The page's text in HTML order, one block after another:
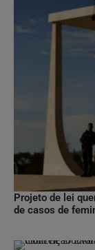
Projeto de lei
de casos de